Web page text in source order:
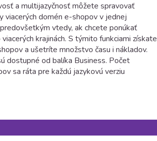
a multijazyčnosť môžete spravovať
viacerých domén e-shopov v jednej
vtedy, ak chcete ponúkať
krajinách. S týmito funkciami získate
a ušetríte množstvo času i nákladov.
dostupné od balíka Business. Počet
sa ráta pre každú jazykovú verziu